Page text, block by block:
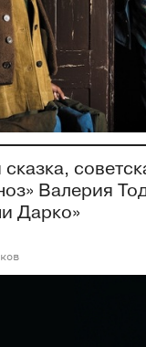
Валерия
Дарко»